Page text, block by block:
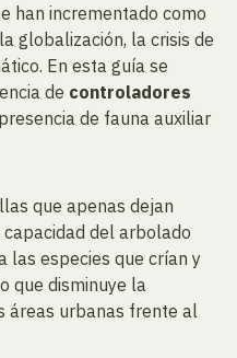
han incrementado como
globalización, la crisis de
En esta guía se
de controladores
de fauna auxiliar
que apenas dejan
del arbolado
las especies que crían y
que disminuye la
áreas urbanas frente al